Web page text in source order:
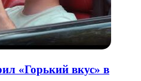
«Горький вкус» в